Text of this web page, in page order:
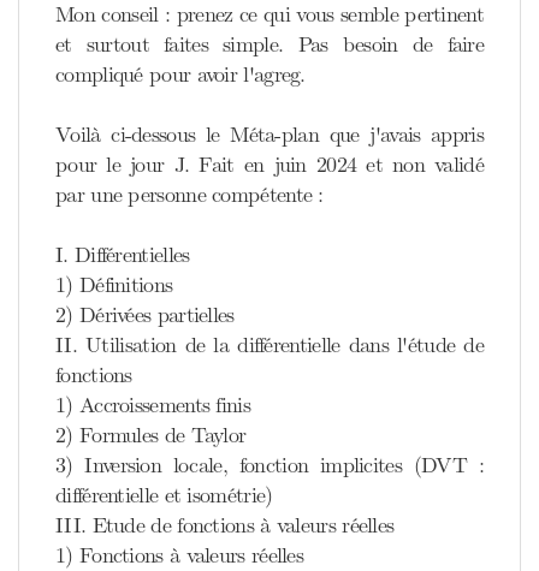
Mon conseil : prenez ce qui vous semble pertinent
et surtout faites simple. Pas besoin de faire
compliqué pour avoir l'agreg.
Voilà ci-dessous le Méta-plan que j'avais appris
pour le jour J. Fait en juin 2024 et non validé
par une personne compétente :
I. Différentielles
1) Définitions
2) Dérivées partielles
II. Utilisation de la différentielle dans l'étude de
fonctions
1) Accroissements finis
2) Formules de Taylor
3) Inversion locale, fonction implicites (DVT :
différentielle et isométrie)
III. Etude de fonctions à valeurs réelles
1) Fonctions à valeurs réelles